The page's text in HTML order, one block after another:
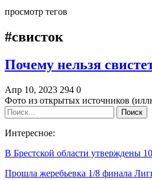
просмотр тегов
#свисток
Почему нельзя
Апр 10, 2023 294 0
Фото из открытых источников
Интересное:
В Брестской области утверждены
Прошла жеребьевка 1/8 финала